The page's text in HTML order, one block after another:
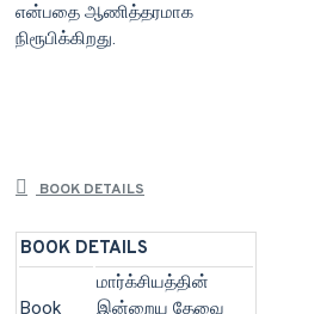
என்பதை ஆணித்தரமாக
நிரூபிக்கிறது.
BOOK DETAILS
BOOK DETAILS
Book
மார்க்சியத்தின்
இன்றைய தேவை